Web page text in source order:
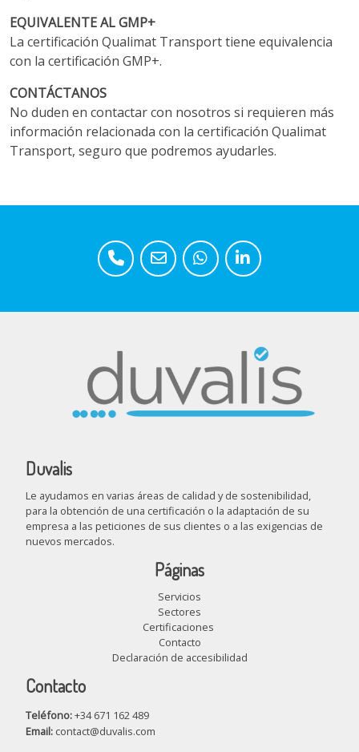
EQUIVALENTE AL GMP+
La certificación Qualimat Transport tiene equivalencia
con la certificación GMP+.
CONTÁCTANOS
No duden en contactar con nosotros si requieren más
información relacionada con la certificación Qualimat
Transport, seguro que podremos ayudarles.
Duvalis
Le ayudamos en varias áreas de calidad y de sostenibilidad,
para la obtención de una certificación o la adaptación de su
empresa a las peticiones de sus clientes o a las exigencias de
nuevos mercados.
Páginas
Servicios
Sectores
Certificaciones
Contacto
Declaración de accesibilidad
Contacto
Teléfono:+34 671 162 489
Email: contact@duvalis.com